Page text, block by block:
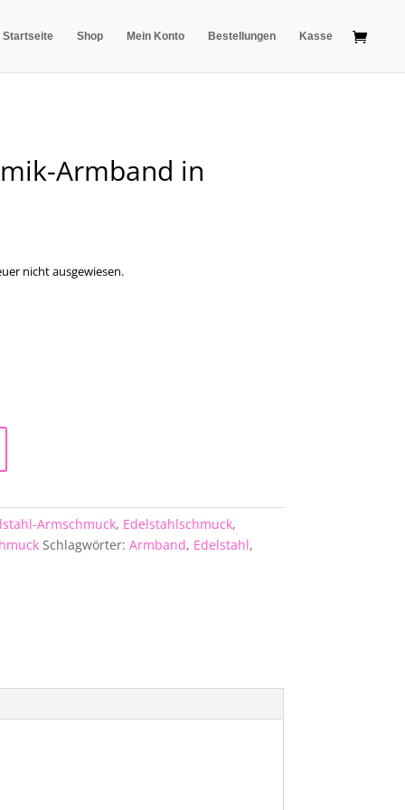
Startseite Shop Mein Konto Bestellungen Kasse
Armband in
nicht ausgewiesen.
Armschmuck, Edelstahlschmuck,
Schlagwörter: Armband, Edelstahl,